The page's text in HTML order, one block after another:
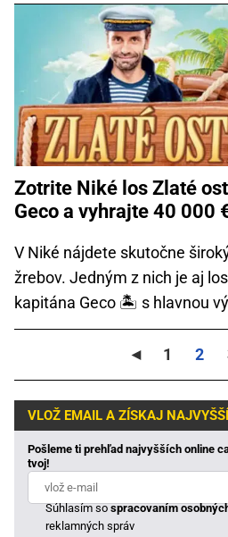
Zotrite Niké los Zlaté
Geco a vyhrajte 40 000
V Niké nájdete skutočne
žrebov. Jedným z nich je aj
kapitána Geco 🏝️ s hlavnou
◄ 1 2
VLOŽ EMAIL A ZÍSKAJ
Pošleme ti prehľad najvyšších online
tvoj!
Súhlasím sospracovaním
reklamných správ